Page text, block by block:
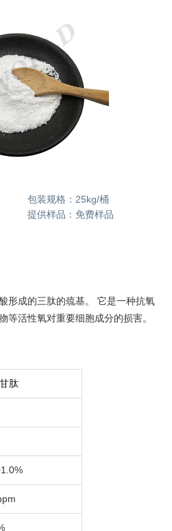
包装规格： 25kg/桶
提供样品：免费样品
形成的三肽的巯基。 它是一种抗氧
等活性氧对重要细胞成分的损害。
肽